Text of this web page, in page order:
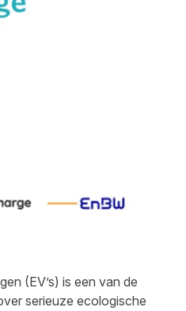
(EV’s) is een van de
serieuze ecologische